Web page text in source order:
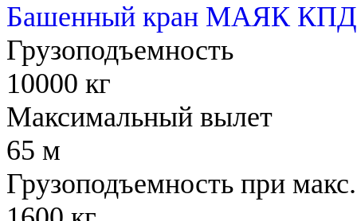
Башенный кран МАЯК КПД
Грузоподъемность
10000 кг
Максимальный вылет
65 м
Грузоподъемность при